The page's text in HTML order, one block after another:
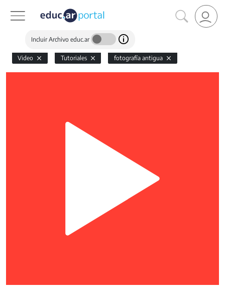
Incluir Archivo educ.ar
Video Tutoriales fotografía antigua